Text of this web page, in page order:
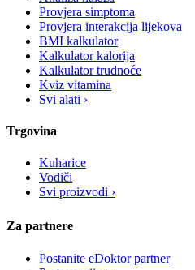
Provjera simptoma
Provjera interakcija lijekova
BMI kalkulator
Kalkulator kalorija
Kalkulator trudnoće
Kviz vitamina
Svi alati ›
Trgovina
Kuharice
Vodiči
Svi proizvodi ›
Za partnere
Postanite eDoktor partner